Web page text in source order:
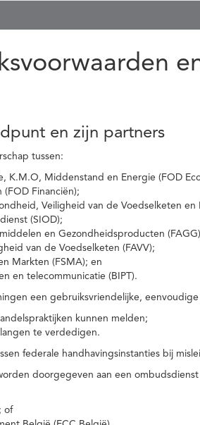
en zijn partners
tussen:
K.M.O, Middenstand en Energie (FOD
Financiën);
Veiligheid van de Voedselketen en
(SIOD);
en Gezondheidsproducten
van de Voedselketen (FAVV);
Markten (FSMA); en
en telecommunicatie (BIPT).
een gebruiksvriendelijke,
kunnen melden;
te verdedigen.
federale handhavingsinstanties bij
doorgegeven aan een
of